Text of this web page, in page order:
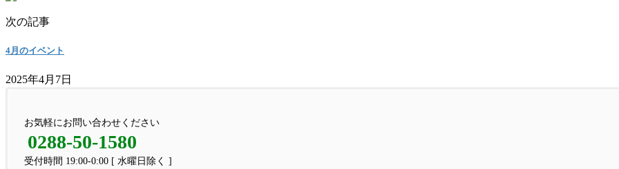
次の記事
4月のイベント
2025年4月7日
お気軽にお問い合わせください
0288-50-1580
受付時間 19:00-0:00 [ 水曜日除く ]